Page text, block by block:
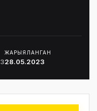
ЖАРЫЯЛАНГАН
28.05.2023